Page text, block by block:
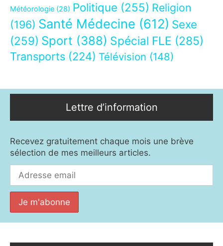
Météorologie (28) Politique (255) Religion
(196) Santé Médecine (612) Sexe
(259) Sport (388) Spécial FLE (285)
Transports (224) Télévision (148)
Lettre d’information
Recevez gratuitement chaque mois une brève
sélection de mes meilleurs articles.